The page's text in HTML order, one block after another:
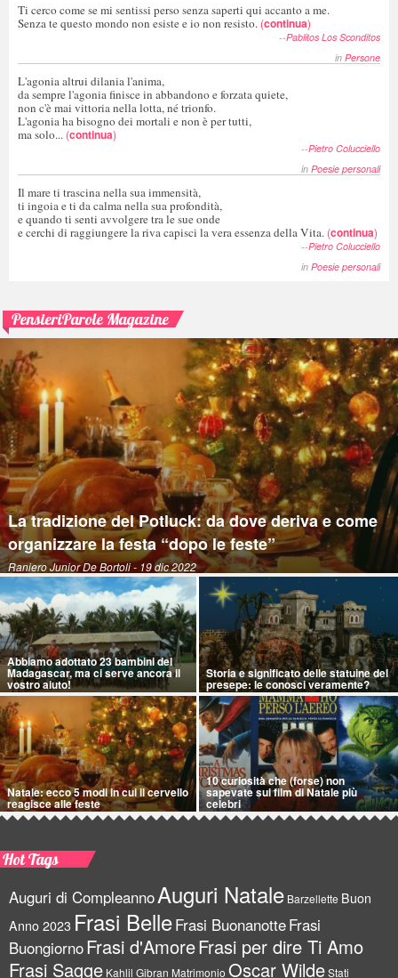
Ti cerco come se mi sentissi perso senza saperti qui accanto a me.
Senza te questo mondo non esiste e io non resisto. (continua)
--Pablitos Los Sconditos
in Persone
L'agonia altrui dilania l'anima,
da sempre l'agonia finisce in abbandono e forzata quiete,
non c'è mai vittoria nella lotta, né trionfo.
L'agonia ha bisogno dei mortali e non è per tutti,
ma solo... (continua)
--Pietro Colucciello
in Poesie personali
Il mare ti trascina nella sua immensità,
ti ingoia e ti da calma nella sua profondità,
e quando ti senti avvolgere tra le sue onde
e cerchi di raggiungere la riva capisci la vera essenza della Vita. (continua)
--Pietro Colucciello
in Poesie personali
PensieriParole Magazine
La tradizione del Potluck: da dove deriva e come
organizzare la festa “dopo le feste”
Raniero Junior De Bortoli- 19 dic 2022
Abbiamo adottato 23 bambini del
Madagascar, ma ci serve ancora il
vostro aiuto!
Storia e significato delle statuine del
presepe: le conosci veramente?
Natale: ecco 5 modi in cui il cervello
reagisce alle feste
10 curiosità che (forse) non
sapevate sui film di Natale più
celebri
Hot Tags
Auguri di CompleannoAuguri Natale Barzellette Buon
Anno 2023 Frasi BelleFrasi BuonanotteFrasi
BuongiornoFrasi d'AmoreFrasi per dire Ti Amo
Frasi Sagge Kahlil Gibran Matrimonio Oscar WildeStati